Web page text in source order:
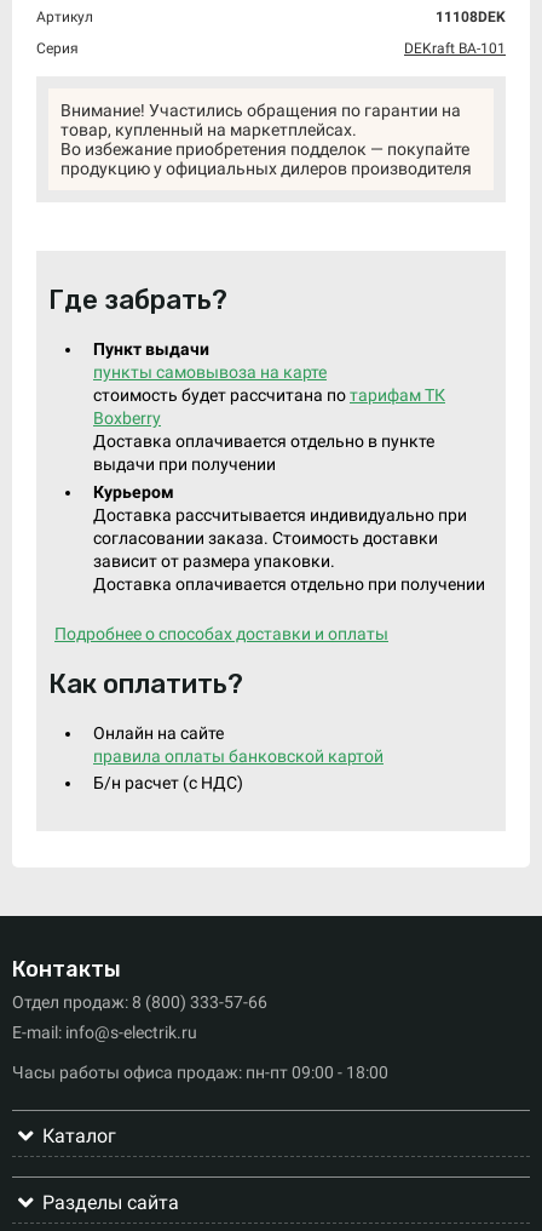
Артикул
11108DEK
Серия
DEKraft ВА-101
Внимание! Участились обращения по гарантии на
товар, купленный на маркетплейсах.
Во избежание приобретения подделок — покупайте
продукцию у официальных дилеров производителя
Где забрать?
Пункт выдачи
пункты самовывоза на карте
стоимость будет рассчитана потарифам ТК
Boxberry
Доставка оплачивается отдельно в пункте
выдачи при получении
Курьером
Доставка рассчитывается индивидуально при
согласовании заказа. Стоимость доставки
зависит от размера упаковки.
Доставка оплачивается отдельно при получении
Подробнее о способах доставки и оплаты
Как оплатить?
Онлайн на сайте
правила оплаты банковской картой
Б/н расчет (c НДС)
Контакты
Отдел продаж: 8 (800) 333-57-66
E-mail: info@s-electrik.ru
Часы работы офиса продаж: пн-пт 09:00 - 18:00
Каталог
Разделы сайта